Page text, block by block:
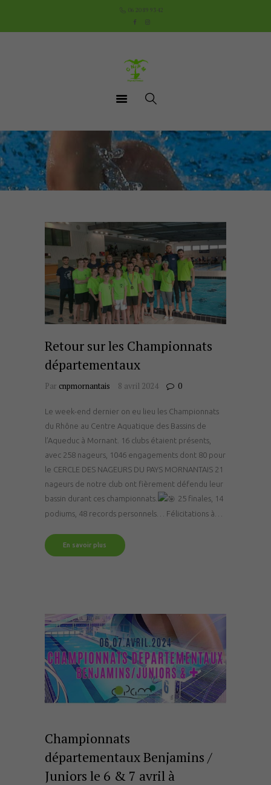
06 20 89 93 42
Le Club
Aquathlon du Pays
Mornantais
Documents utiles
Retour sur les Championnats
départementaux
Par cnpmornantais 8 avril 2024 0
Le week-end dernier on eu lieu les Championnats
du Rhône au Centre Aquatique des Bassins de
l’Aqueduc à Mornant. 16 clubs étaient présents,
avec 258 nageurs, 1046 engagements dont 80 pour
le CERCLE DES NAGEURS DU PAYS MORNANTAIS 21
nageurs de notre club ont fièrement défendu leur
bassin durant ces championnats.
25 finales, 14
podiums, 48 records personnels… Félicitations à…
En savoir plus
Championnats
départementaux Benjamins /
Juniors le 6 & 7 avril à